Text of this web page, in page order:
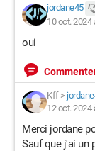
jordane45
10 oct. 2024
oui
Kff>
12 oct. 2024
Merci jordane
Sauf que j'ai un